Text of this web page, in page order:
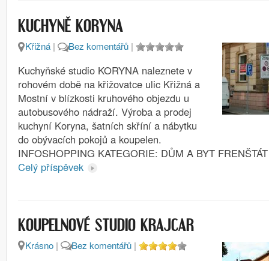
KUCHYNĚ KORYNA
Křižná | Bez komentářů |
Kuchyňské studio KORYNA naleznete v
rohovém době na křižovatce ulic Křižná a
Mostní v blízkosti kruhového objezdu u
autobusového nádraží. Výroba a prodej
kuchyní Koryna, šatních skříní a nábytku
do obývacích pokojů a koupelen.
INFOSHOPPING KATEGORIE: DŮM A BYT
Celý příspěvek
KOUPELNOVÉ STUDIO KRAJCAR
Krásno | Bez komentářů |